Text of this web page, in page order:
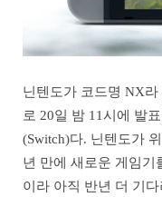
닌텐도가 코드명 NX
로 20일 밤 11시에 발
(Switch)다. 닌텐도가
년 만에 새로운 게임기
이라 아직 반년 더 기